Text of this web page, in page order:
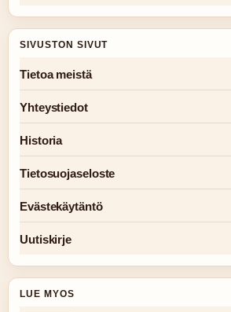
SIVUSTON SIVUT
Tietoa meistä
Yhteystiedot
Historia
Tietosuojaseloste
Evästekäytäntö
Uutiskirje
LUE MYOS